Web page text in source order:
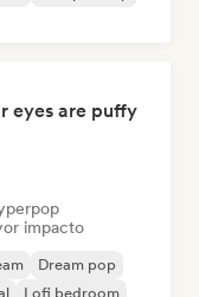
eyes are puffy
impacto
Dream pop
Lofi bedroom